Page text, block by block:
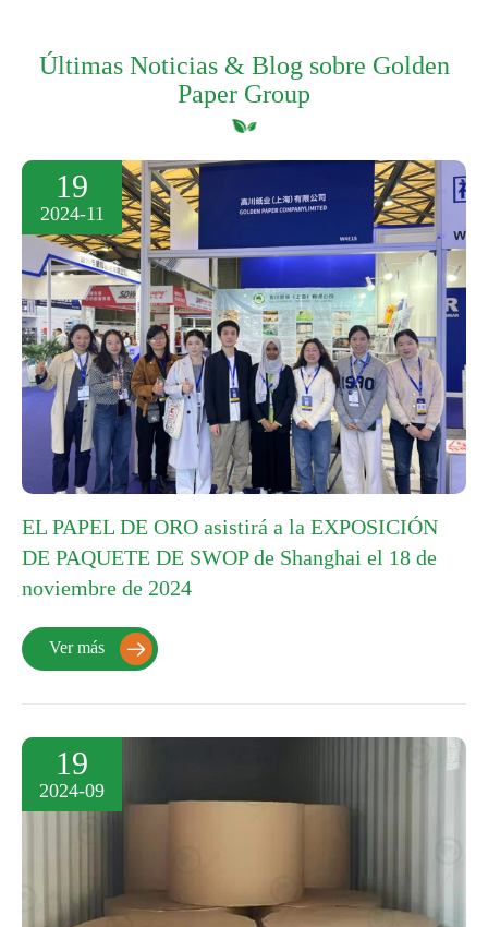
Últimas Noticias & Blog sobre Golden
Paper Group
19
2024-11
EL PAPEL DE ORO asistirá a la EXPOSICIÓN
DE PAQUETE DE SWOP de Shanghai el 18 de
noviembre de 2024
Ver más 
19
2024-09